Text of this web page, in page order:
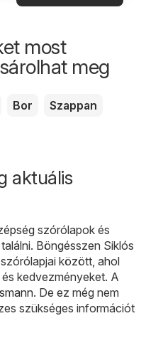
most
meg
Bor
Szappan
aktuális
szórólapok és
Böngésszen Siklós
között, ahol
kedvezményeket. A
. De ez még nem
szükséges információt